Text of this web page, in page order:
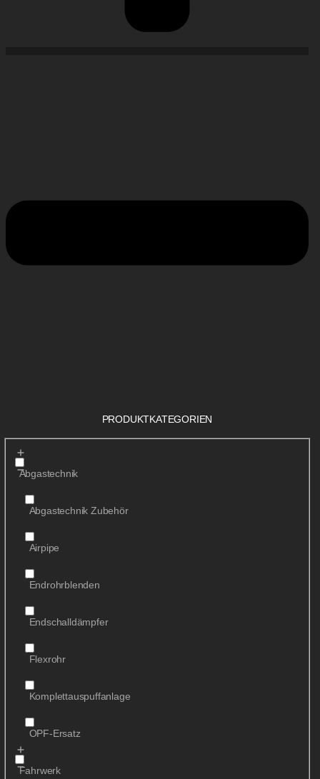
PRODUKTKATEGORIEN
Abgastechnik
Abgastechnik Zubehör
Airpipe
Endrohrblenden
Endschalldämpfer
Flexrohr
Komplettauspuffanlage
OPF-Ersatz
Fahrwerk